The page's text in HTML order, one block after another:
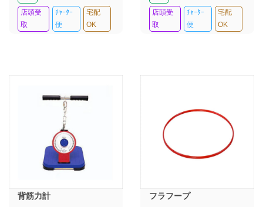
店頭受
取
ﾁｬｰﾀｰ
便
宅配
OK
店頭受
取
ﾁｬｰﾀｰ
便
宅配
OK
背筋力計 フラフープ